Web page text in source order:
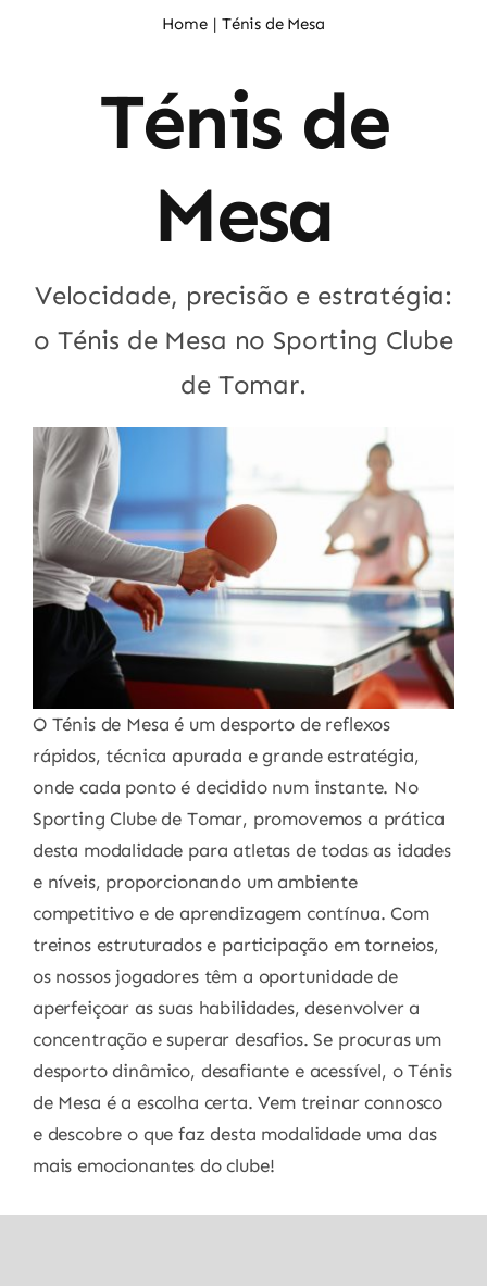
Sócios
Home Ténis de Mesa
Ténis de
Mesa
Velocidade, precisão e estratégia:
o Ténis de Mesa no Sporting Clube
de Tomar.
O Ténis de Mesa é um desporto de reflexos
rápidos, técnica apurada e grande estratégia,
onde cada ponto é decidido num instante. No
Sporting Clube de Tomar, promovemos a prática
desta modalidade para atletas de todas as idades
e níveis, proporcionando um ambiente
competitivo e de aprendizagem contínua. Com
treinos estruturados e participação em torneios,
os nossos jogadores têm a oportunidade de
aperfeiçoar as suas habilidades, desenvolver a
concentração e superar desafios. Se procuras um
desporto dinâmico, desafiante e acessível, o Ténis
de Mesa é a escolha certa. Vem treinar connosco
e descobre o que faz desta modalidade uma das
mais emocionantes do clube!